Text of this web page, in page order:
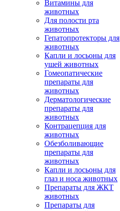
Витамины для
животных
Для полости рта
животных
Гепатопротекторы для
животных
Капли и лосьоны для
ушей животных
Гомеопатические
препараты для
животных
Дерматологические
препараты для
животных
Контрацепция для
животных
Обезболивающие
препараты для
животных
Капли и лосьоны для
глаз и носа животных
Препараты для ЖКТ
животных
Препараты для